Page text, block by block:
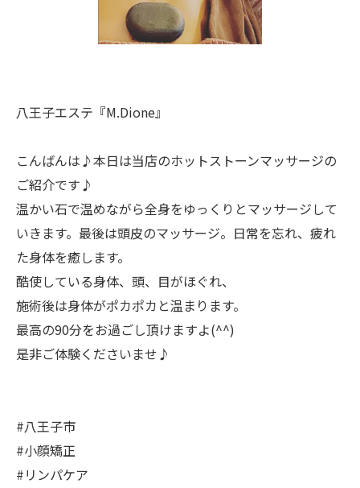
八王子エステ『M.Dione』
こんばんは♪本日は当店のホットストーンマッサージの
ご紹介です♪
温かい石で温めながら全身をゆっくりとマッサージして
いきます。最後は頭皮のマッサージ。日常を忘れ、疲れ
た身体を癒します。
酷使している身体、頭、目がほぐれ、
施術後は身体がポカポカと温まります。
最高の90分をお過ごし頂けますよ(^^)
是非ご体験くださいませ♪
#八王子市
#小顔矯正
#リンパケア